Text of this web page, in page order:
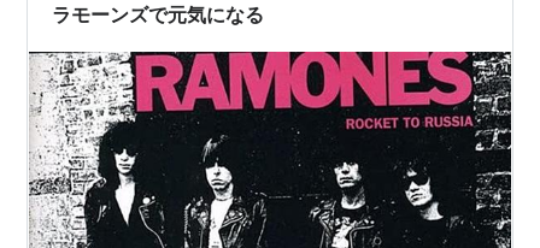
ラモーンズで元気になる